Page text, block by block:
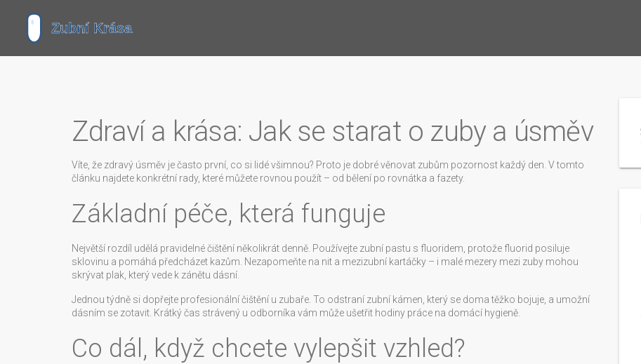
Zdraví a krása: Jak se starat o zuby a úsměv
Víte, že zdravý úsměv je často první, co si lidé všimnou? Proto je dobré věnovat zubům pozornost každý den. V tomto
článku najdete konkrétní rady, které můžete rovnou použít – od bělení po rovnátka a fazety.
Základní péče, která funguje
Největší rozdíl udělá pravidelné čištění několikrát denně. Používejte zubní pastu s fluoridem, protože fluorid posiluje
sklovinu a pomáhá předcházet kazům. Nezapomeňte na nit a mezizubní kartáčky – i malé mezery mezi zuby mohou
skrývat plak, který vede k zánětu dásní.
Jednou týdně si dopřejte profesionální čištění u zubaře. To odstraní zubní kámen, který se doma těžko bojuje, a umožní
dásním se zotavit. Krátký čas strávený u odborníka vám může ušetřit hodiny práce na domácí hygieně.
Co dál, když chcete vylepšit vzhled?